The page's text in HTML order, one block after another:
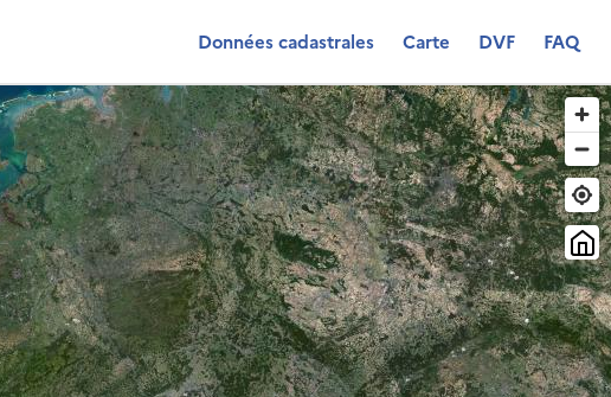
Données cadastrales Carte DVF FAQ